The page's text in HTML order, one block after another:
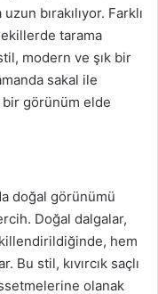
bırakılıyor. Farklı
tarama
modern ve şık bir
sakal ile
görünüm elde
doğal görünümü
Doğal dalgalar,
hem
Bu stil, kıvırcık saçlı
olanak